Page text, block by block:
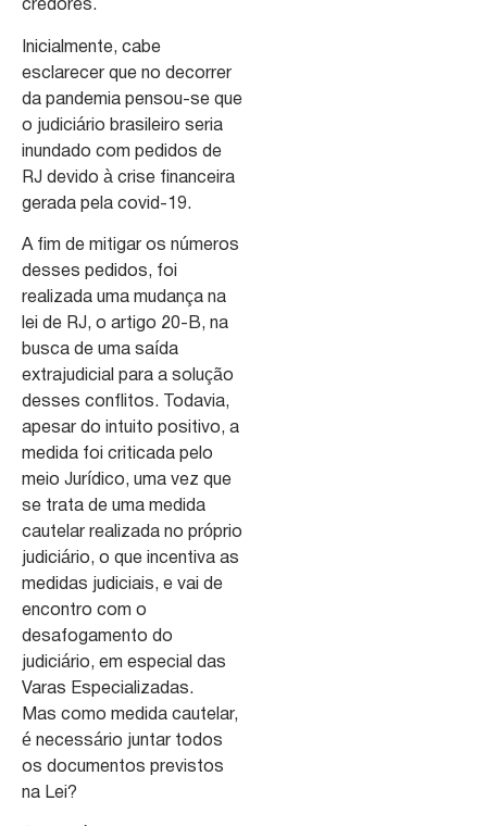
credores.
Inicialmente, cabe
esclarecer que no decorrer
da pandemia pensou-se que
o judiciário brasileiro seria
inundado com pedidos de
RJ devido à crise financeira
gerada pela covid-19.
A fim de mitigar os números
desses pedidos, foi
realizada uma mudança na
lei de RJ, o artigo 20-B, na
busca de uma saída
extrajudicial para a solução
desses conflitos. Todavia,
apesar do intuito positivo, a
medida foi criticada pelo
meio Jurídico, uma vez que
se trata de uma medida
cautelar realizada no próprio
judiciário, o que incentiva as
medidas judiciais, e vai de
encontro com o
desafogamento do
judiciário, em especial das
Varas Especializadas.
Mas como medida cautelar,
é necessário juntar todos
os documentos previstos
na Lei?